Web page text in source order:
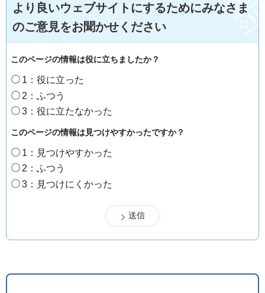
より良いウェブサイトにするためにみなさま
のご意見をお聞かせください
このページの情報は役に立ちましたか？
1：役に立った
2：ふつう
3：役に立たなかった
このページの情報は見つけやすかったですか？
1：見つけやすかった
2：ふつう
3：見つけにくかった